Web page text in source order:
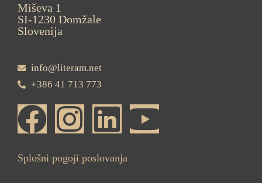
Miševa 1
SI-1230 Domžale
Slovenija
info@literam.net
+386 41 713 773
Splošni pogoji poslovanja